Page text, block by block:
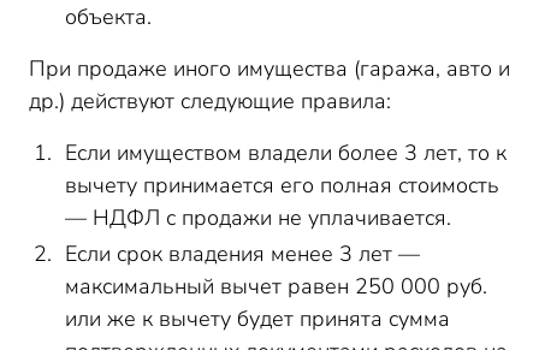
объекта.
При продаже иного имущества (гаража, авто и
др.) действуют следующие правила:
Если имуществом владели более 3 лет, то к
вычету принимается его полная стоимость
— НДФЛ с продажи не уплачивается.
Если срок владения менее 3 лет —
максимальный вычет равен 250 000 руб.
или же к вычету будет принята сумма